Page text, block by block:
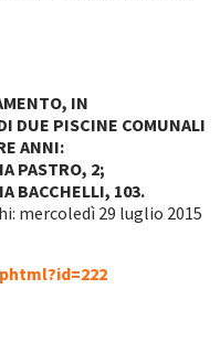
IN
DUE PISCINE COMUNALI
ANNI:
PASTRO, 2;
BACCHELLI, 103.
mercoledì 29 luglio 2015